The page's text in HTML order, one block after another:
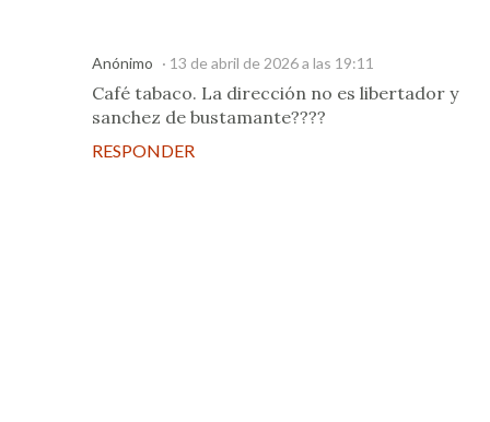
Anónimo 13 de abril de 2026 a las 19:11
Café tabaco. La dirección no es libertador y
sanchez de bustamante????
RESPONDER